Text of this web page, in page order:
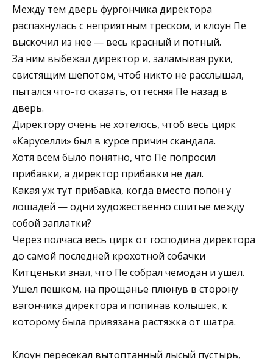
Между тем дверь фургончика директора
распахнулась с неприятным треском, и клоун Пе
выскочил из нее — весь красный и потный.
За ним выбежал директор и, заламывая руки,
свистящим шепотом, чтоб никто не расслышал,
пытался что-то сказать, оттесняя Пе назад в
дверь.
Директору очень не хотелось, чтоб весь цирк
«Каруселли» был в курсе причин скандала.
Хотя всем было понятно, что Пе попросил
прибавки, а директор прибавки не дал.
Какая уж тут прибавка, когда вместо попон у
лошадей — одни художественно сшитые между
собой заплатки?
Через полчаса весь цирк от господина директора
до самой последней крохотной собачки
Китценьки знал, что Пе собрал чемодан и ушел.
Ушел пешком, на прощанье плюнув в сторону
вагончика директора и попинав колышек, к
которому была привязана растяжка от шатра.
Клоун пересекал вытоптанный лысый пустырь,